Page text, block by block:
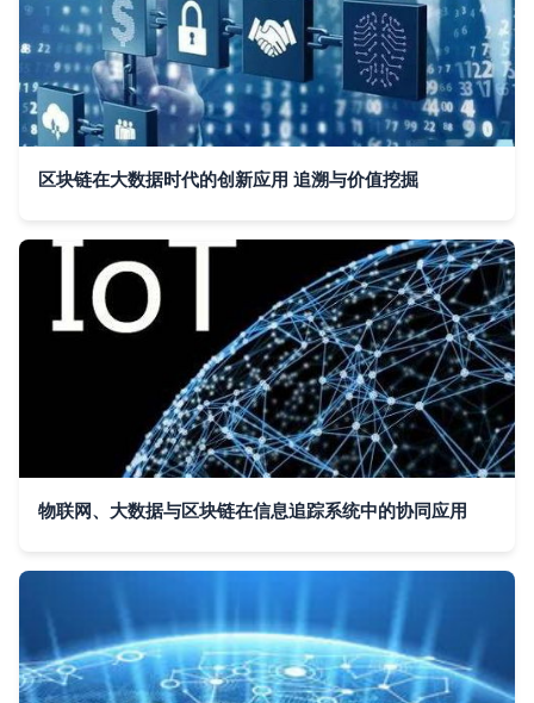
区块链在大数据时代的创新应用 追溯与价值挖掘
物联网、大数据与区块链在信息追踪系统中的协同应用